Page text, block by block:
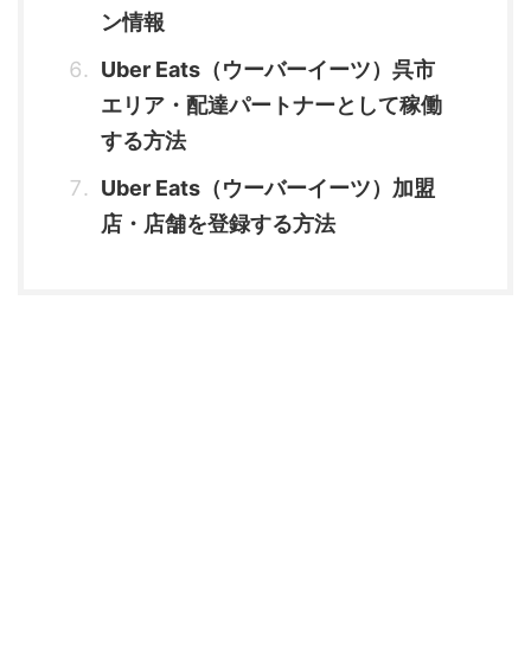
ン情報
Uber Eats（ウーバーイーツ）呉市
エリア・配達パートナーとして稼働
する方法
Uber Eats（ウーバーイーツ）加盟
店・店舗を登録する方法